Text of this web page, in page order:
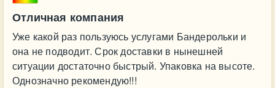
Отличная компания
Уже какой раз пользуюсь услугами Бандерольки и
она не подводит. Срок доставки в нынешней
ситуации достаточно быстрый. Упаковка на высоте.
Однозначно рекомендую!!!